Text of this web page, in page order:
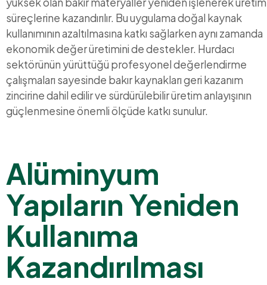
süreçlerine kazandırılır. Bu uygulama doğal kaynak
kullanımının azaltılmasına katkı sağlarken aynı zamanda
ekonomik değer üretimini de destekler. Hurdacı
sektörünün yürüttüğü profesyonel değerlendirme
çalışmaları sayesinde bakır kaynakları geri kazanım
zincirine dahil edilir ve sürdürülebilir üretim anlayışının
güçlenmesine önemli ölçüde katkı sunulur.
Alüminyum
Yapıların Yeniden
Kullanıma
Kazandırılması